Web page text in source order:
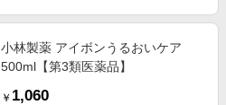
小林製薬 アイボンうるおいケア
500ml【第3類医薬品】
￥ 1,060